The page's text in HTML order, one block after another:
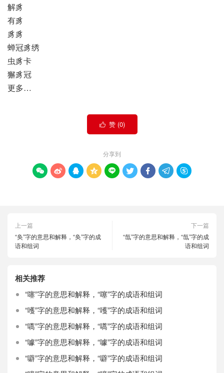
解豸
有豸
豸豸
蝉冠豸绣
虫豸卡
獬豸冠
更多…
 赞 (0)
分享到
        
上一篇
“奂”字的意思和解释，“奂”字的成
语和组词
下一篇
“氙”字的意思和解释，“氙”字的成
语和组词
相关推荐
“噻”字的意思和解释，“噻”字的成语和组词
“嚄”字的意思和解释，“嚄”字的成语和组词
“嚆”字的意思和解释，“嚆”字的成语和组词
“噱”字的意思和解释，“噱”字的成语和组词
“噼”字的意思和解释，“噼”字的成语和组词